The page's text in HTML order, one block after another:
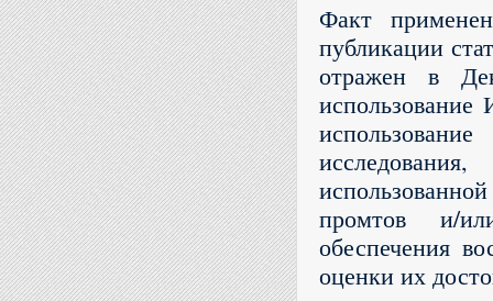
Факт
публикации
отражен в
промтов и/
обеспечения
оценки их